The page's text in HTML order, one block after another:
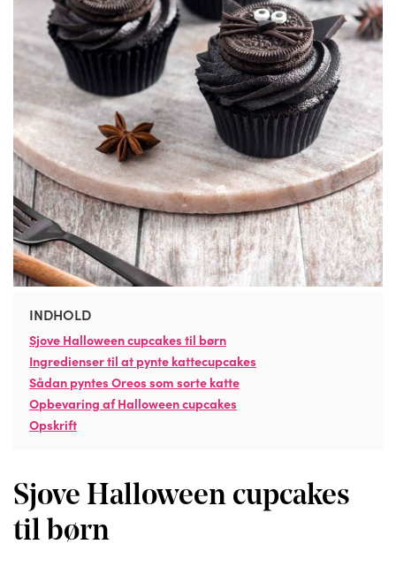
INDHOLD
Sjove Halloween cupcakes til børn
Ingredienser til at pynte kattecupcakes
Sådan pyntes Oreos som sorte katte
Opbevaring af Halloween cupcakes
Opskrift
Sjove Halloween cupcakes
til børn